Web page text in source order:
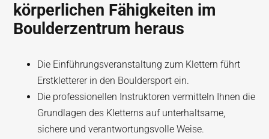
körperlichen Fähigkeiten im
Boulderzentrum heraus
Die Einführungsveranstaltung zum Klettern führt
Erstkletterer in den Bouldersport ein.
Die professionellen Instruktoren vermitteln Ihnen die
Grundlagen des Kletterns auf unterhaltsame,
sichere und verantwortungsvolle Weise.